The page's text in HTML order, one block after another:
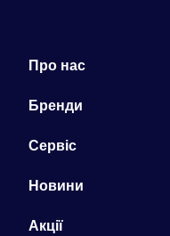
Про нас
Бренди
Сервіс
Новини
Акції